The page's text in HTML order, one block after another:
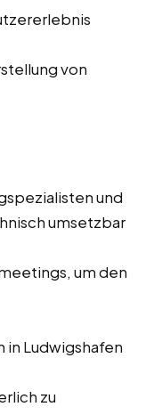
von
und
umsetzbar
um den
Ludwigshafen
zu